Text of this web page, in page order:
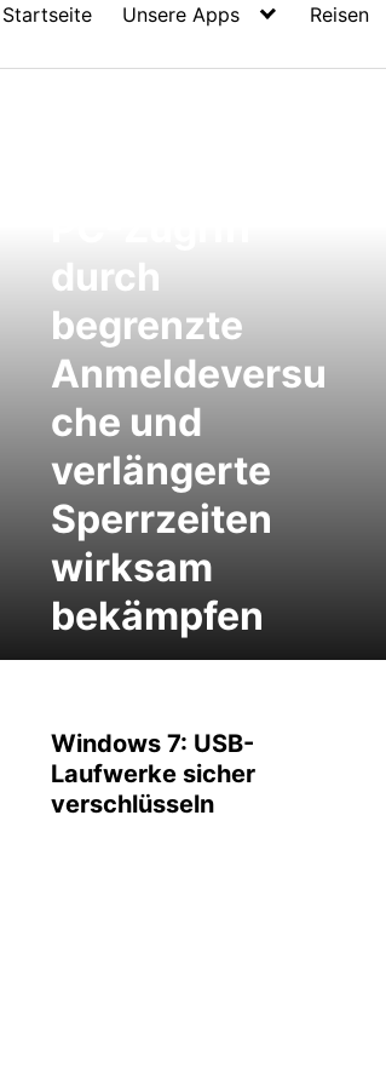
Startseite Unsere Apps Reisen
durch
begrenzte
Anmeldeversu
che und
verlängerte
Sperrzeiten
wirksam
bekämpfen
Windows 7: USB-
Laufwerke sicher
verschlüsseln